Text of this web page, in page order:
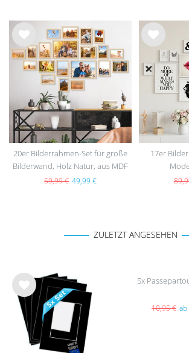
Wu
nsc
hlist
20er Bilderrahmen-Set für große
Bilderwand, Holz Natur, aus MDF
59,99 € 49,99 €
Wu
hlist
e
17er
ZULETZT ANGESEHEN
Wu
nsc
hlist
e
5x
10,95 €